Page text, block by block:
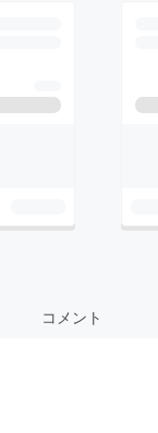
コメント